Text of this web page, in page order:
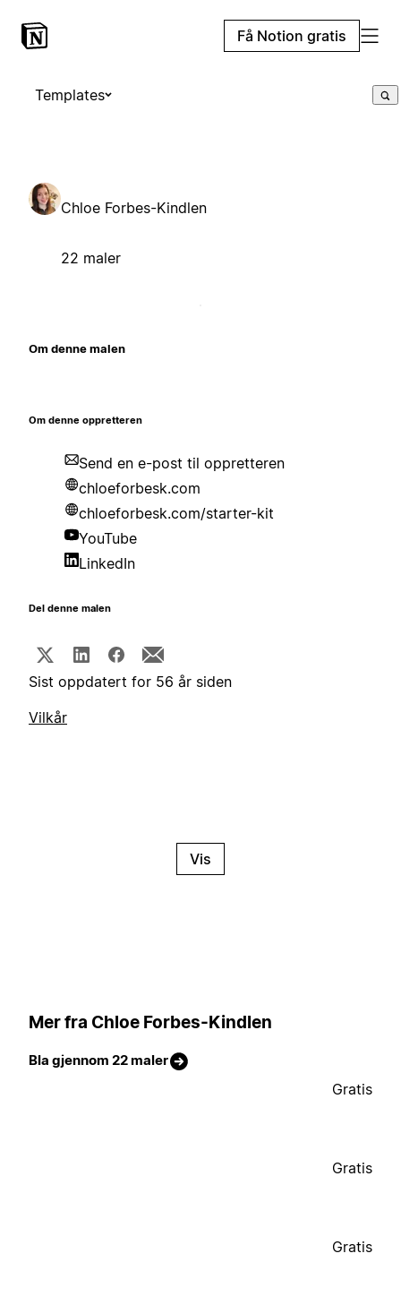
Få Notion gratis
Templates
Chloe Forbes-Kindlen
22 maler
Om denne malen
Om denne oppretteren
Send en e-post til oppretteren
chloeforbesk.com
chloeforbesk.com/starter-kit
YouTube
LinkedIn
Del denne malen
Sist oppdatert for 56 år siden
Vilkår
Vis
Mer fra Chloe Forbes-Kindlen
Bla gjennom 22 maler
Gratis
Gratis
Gratis